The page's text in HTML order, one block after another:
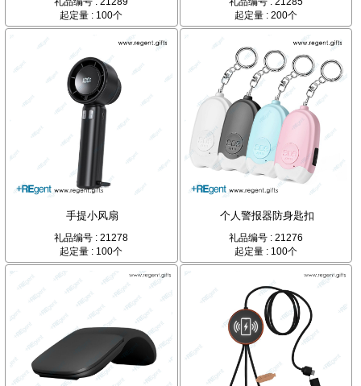
起定量 : 100个
起定量 : 200个
手提小风扇
礼品编号 : 21278
起定量 : 100个
个人警报器防身匙扣
礼品编号 : 21276
起定量 : 100个